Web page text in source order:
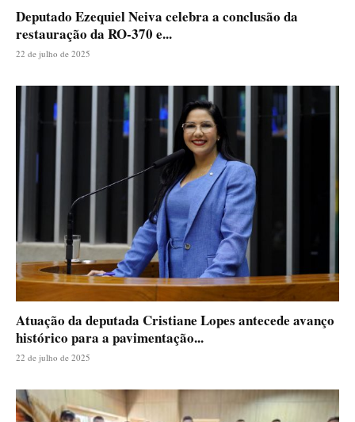
Deputado Ezequiel Neiva celebra a conclusão da
restauração da RO-370 e...
22 de julho de 2025
Atuação da deputada Cristiane Lopes antecede avanço
histórico para a pavimentação...
22 de julho de 2025